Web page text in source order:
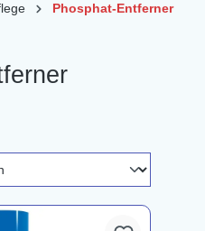
Phosphat-Entferner